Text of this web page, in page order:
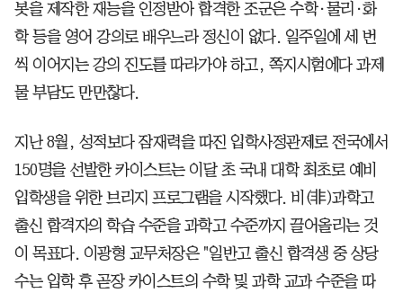
봇을 제작한 재능을 인정받아 합격한 조군은 수학·물리·화
학 등을 영어 강의로 배우느라 정신이 없다. 일주일에 세 번
씩 이어지는 강의 진도를 따라가야 하고, 쪽지시험에다 과제
물 부담도 만만찮다.
지난 8월, 성적보다 잠재력을 따진 입학사정관제로 전국에서
150명을 선발한 카이스트는 이달 초 국내 대학 최초로 예비
입학생을 위한 브리지 프로그램을 시작했다. 비(非)과학고
출신 합격자의 학습 수준을 과학고 수준까지 끌어올리는 것
이 목표다. 이광형 교무처장은 "일반고 출신 합격생 중 상당
수는 입학 후 곧장 카이스트의 수학 및 과학 교과 수준을 따